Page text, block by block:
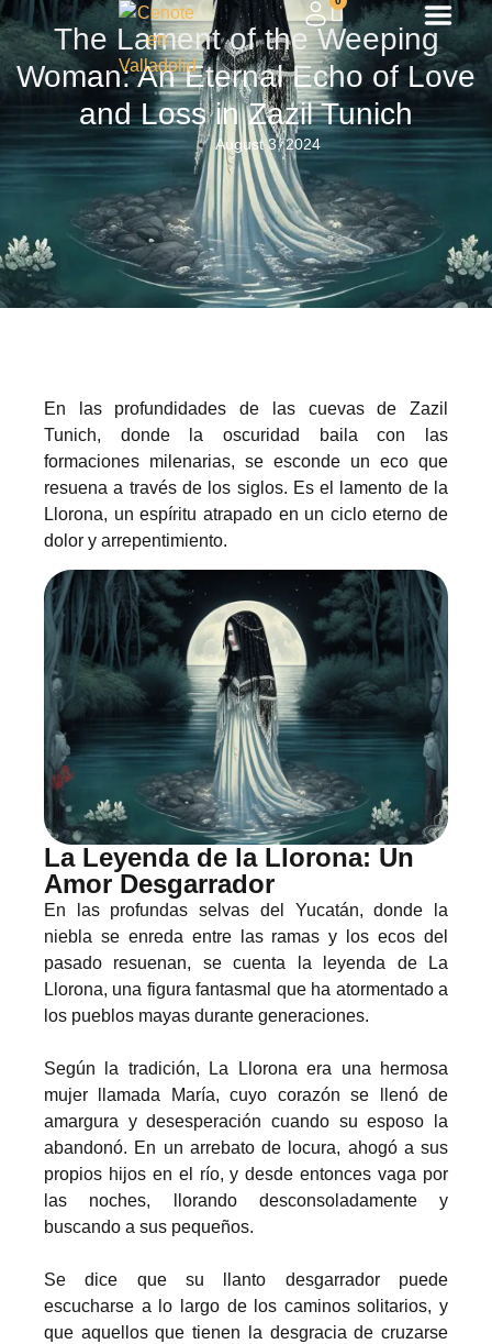
The Lament of the Weeping
Woman: An Eternal Echo of Love
and Loss in Zazil Tunich
August 3, 2024
En las profundidades de las cuevas de Zazil
Tunich, donde la oscuridad baila con las
formaciones milenarias, se esconde un eco que
resuena a través de los siglos. Es el lamento de la
Llorona, un espíritu atrapado en un ciclo eterno de
dolor y arrepentimiento.
La Leyenda de la Llorona: Un
Amor Desgarrador
En las profundas selvas del Yucatán, donde la
niebla se enreda entre las ramas y los ecos del
pasado resuenan, se cuenta la leyenda de La
Llorona, una figura fantasmal que ha atormentado a
los pueblos mayas durante generaciones.
Según la tradición, La Llorona era una hermosa
mujer llamada María, cuyo corazón se llenó de
amargura y desesperación cuando su esposo la
abandonó. En un arrebato de locura, ahogó a sus
propios hijos en el río, y desde entonces vaga por
las noches, llorando desconsoladamente y
buscando a sus pequeños.
Se dice que su llanto desgarrador puede
escucharse a lo largo de los caminos solitarios, y
que aquellos que tienen la desgracia de cruzarse